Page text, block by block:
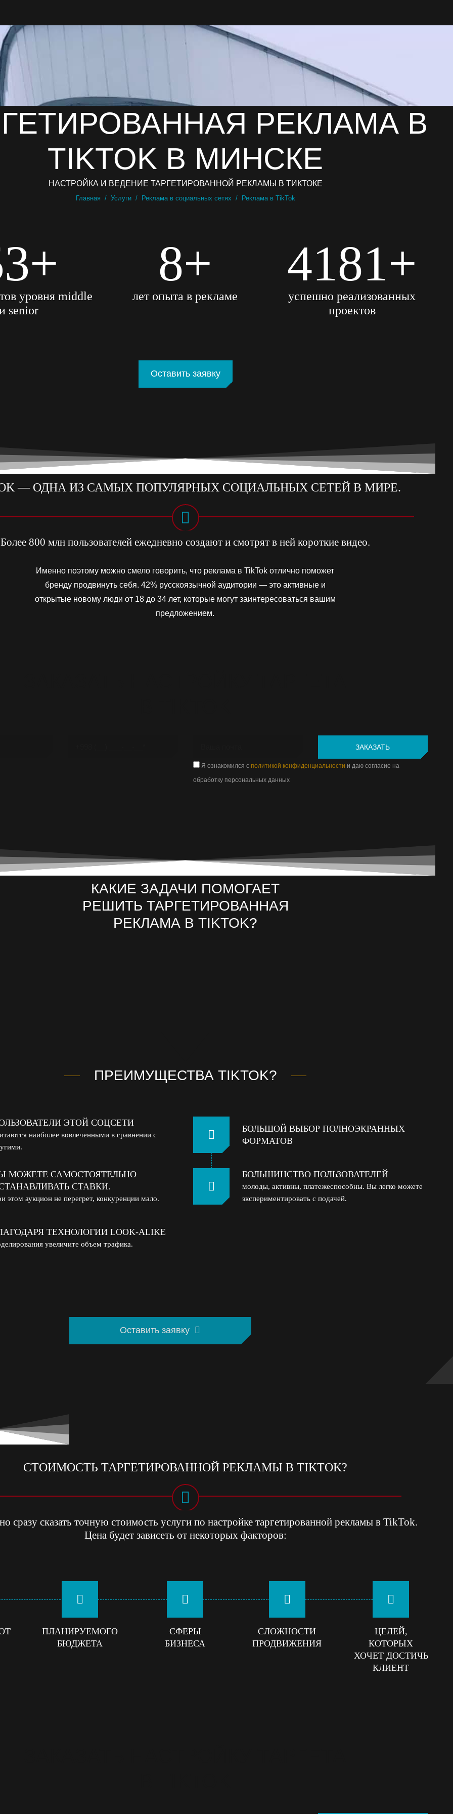
РЕКЛАМА В
TIKTOK В МИНСКЕ
НАСТРОЙКА И ВЕДЕНИЕ ТАРГЕТИРОВАННОЙ РЕКЛАМЫ В ТИКТОКЕ
Вы здесь:
Главная Услуги Реклама в социальных сетях Реклама в TikTok
+
уровня middle
senior
10+
лет опыта в рекламе
5401+
успешно реализованных
проектов
Оставить заявку
— ОДНА ИЗ САМЫХ ПОПУЛЯРНЫХ СОЦИАЛЬНЫХ СЕТЕЙ В МИРЕ.
Более 800 млн пользователей ежедневно создают и смотрят в ней короткие видео.
Именно поэтому можно смело говорить, что реклама в TikTok отлично поможет
бренду продвинуть себя. 42% русскоязычной аудитории — это активные и
открытые новому люди от 18 до 34 лет, которые могут заинтересоваться вашим
предложением.
Я ознакомился с политикой конфиденциальности и даю согласие на
обработку персональных данных
КАКИЕ ЗАДАЧИ ПОМОГАЕТ
РЕШИТЬ ТАРГЕТИРОВАННАЯ
РЕКЛАМА В TIKTOK?
ПРЕИМУЩЕСТВА TIKTOK?
ЭТОЙ СОЦСЕТИ
наиболее вовлеченными в сравнении с
МОЖЕТЕ САМОСТОЯТЕЛЬНО
СТАВКИ.
этом аукцион не перегрет, конкуренции мало.
ТЕХНОЛОГИИ LOOK-ALIKE
увеличите объем трафика.
БОЛЬШОЙ ВЫБОР ПОЛНОЭКРАННЫХ
ФОРМАТОВ
БОЛЬШИНСТВО ПОЛЬЗОВАТЕЛЕЙ
молоды, активны, платежеспособны. Вы легко можете
экспериментировать с подачей.
Оставить заявку
СТОИМОСТЬ ТАРГЕТИРОВАННОЙ РЕКЛАМЫ В TIKTOK?
сразу сказать точную стоимость услуги по настройке таргетированной рекламы в TikTok.
Цена будет зависеть от некоторых факторов:
ПЛАНИРУЕМОГО
БЮДЖЕТА
СФЕРЫ
БИЗНЕСА
СЛОЖНОСТИ
ПРОДВИЖЕНИЯ
ЦЕЛЕЙ,
КОТОРЫХ
ХОЧЕТ ДОСТИЧЬ
КЛИЕНТ